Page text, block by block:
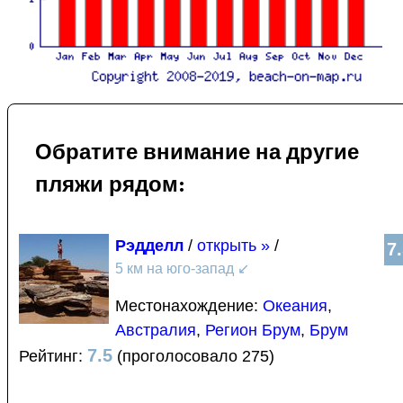
Обратите внимание на другие
пляжи рядом:
Рэдделл / открыть » /
5 км на юго-запад ↙
Местонахождение: Океания,
Австралия, Регион Брум, Брум
Рейтинг: 7.5 (проголосовало 275)